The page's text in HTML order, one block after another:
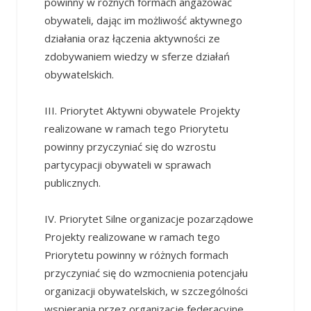
obywateli, dając im możliwość aktywnego
działania oraz łączenia aktywności ze
zdobywaniem wiedzy w sferze działań
obywatelskich.
III. Priorytet Aktywni obywatele Projekty
realizowane w ramach tego Priorytetu
powinny przyczyniać się do wzrostu
partycypacji obywateli w sprawach
publicznych.
IV. Priorytet Silne organizacje pozarządowe
Projekty realizowane w ramach tego
Priorytetu powinny w różnych formach
przyczyniać się do wzmocnienia potencjału
organizacji obywatelskich, w szczególności